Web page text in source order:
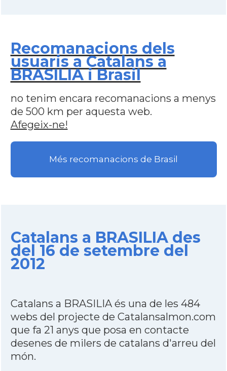
Recomanacions dels
usuaris a Catalans a
BRASILIA i Brasil
no tenim encara recomanacions a menys
de 500 km per aquesta web.
Afegeix-ne!
Més recomanacions de Brasil
Catalans a BRASILIA des
del 16 de setembre del
2012
Catalans a BRASILIA és una de les 484
webs del projecte de Catalansalmon.com
que fa 21 anys que posa en contacte
desenes de milers de catalans d'arreu del
món.